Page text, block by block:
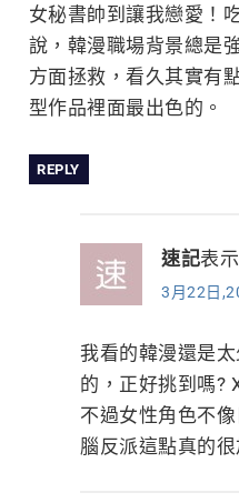
覽
女秘書帥到讓我戀愛！
說，韓漫職場背景總是
方面拯救，看久其實有
型作品裡面最出色的。
REPLY
速記表
3月22日
我看的韓漫還是
的，正好挑到嗎?
不過女性角色不
腦反派這點真的很